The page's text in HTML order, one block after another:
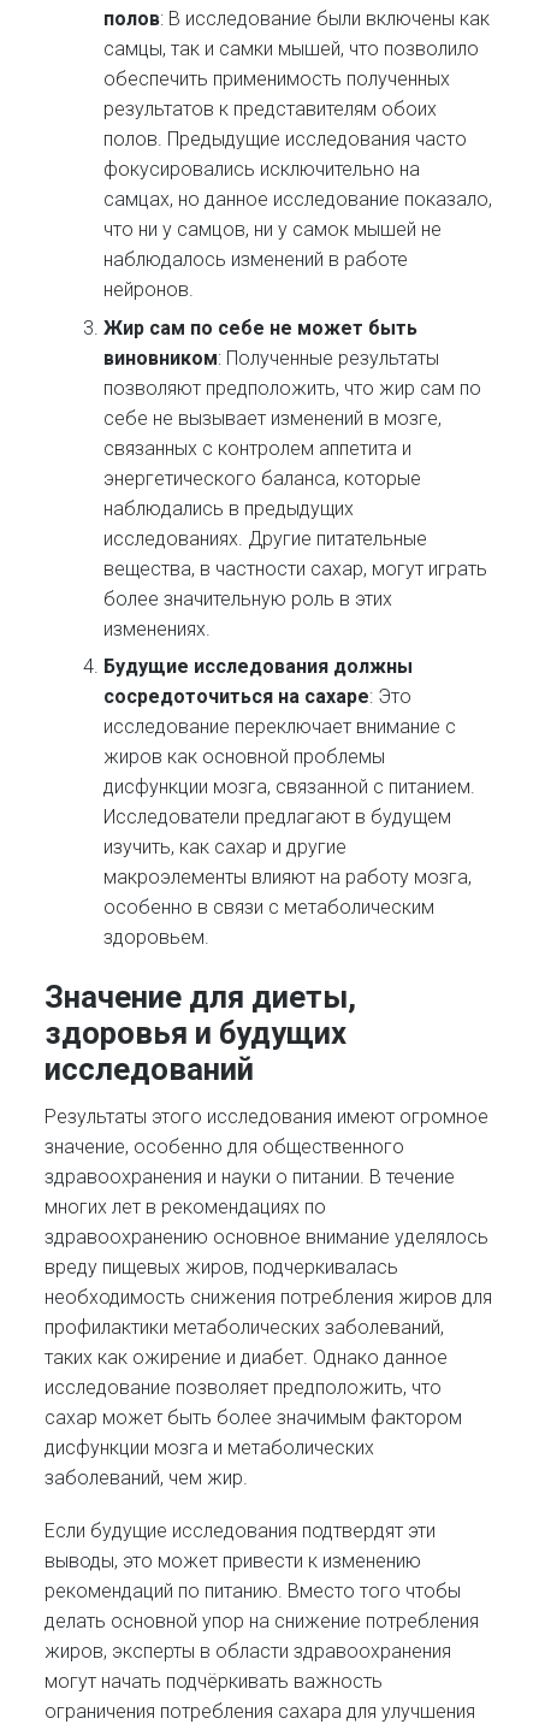
полов: В исследование были включены как
самцы, так и самки мышей, что позволило
обеспечить применимость полученных
результатов к представителям обоих
полов. Предыдущие исследования часто
фокусировались исключительно на
самцах, но данное исследование показало,
что ни у самцов, ни у самок мышей не
наблюдалось изменений в работе
нейронов.
Жир сам по себе не может быть
виновником: Полученные результаты
позволяют предположить, что жир сам по
себе не вызывает изменений в мозге,
связанных с контролем аппетита и
энергетического баланса, которые
наблюдались в предыдущих
исследованиях. Другие питательные
вещества, в частности сахар, могут играть
более значительную роль в этих
изменениях.
Будущие исследования должны
сосредоточиться на сахаре: Это
исследование переключает внимание с
жиров как основной проблемы
дисфункции мозга, связанной с питанием.
Исследователи предлагают в будущем
изучить, как сахар и другие
макроэлементы влияют на работу мозга,
особенно в связи с метаболическим
здоровьем.
Значение для диеты,
здоровья и будущих
исследований
Результаты этого исследования имеют огромное
значение, особенно для общественного
здравоохранения и науки о питании. В течение
многих лет в рекомендациях по
здравоохранению основное внимание уделялось
вреду пищевых жиров, подчеркивалась
необходимость снижения потребления жиров для
профилактики метаболических заболеваний,
таких как ожирение и диабет. Однако данное
исследование позволяет предположить, что
сахар может быть более значимым фактором
дисфункции мозга и метаболических
заболеваний, чем жир.
Если будущие исследования подтвердят эти
выводы, это может привести к изменению
рекомендаций по питанию. Вместо того чтобы
делать основной упор на снижение потребления
жиров, эксперты в области здравоохранения
могут начать подчёркивать важность
ограничения потребления сахара для улучшения